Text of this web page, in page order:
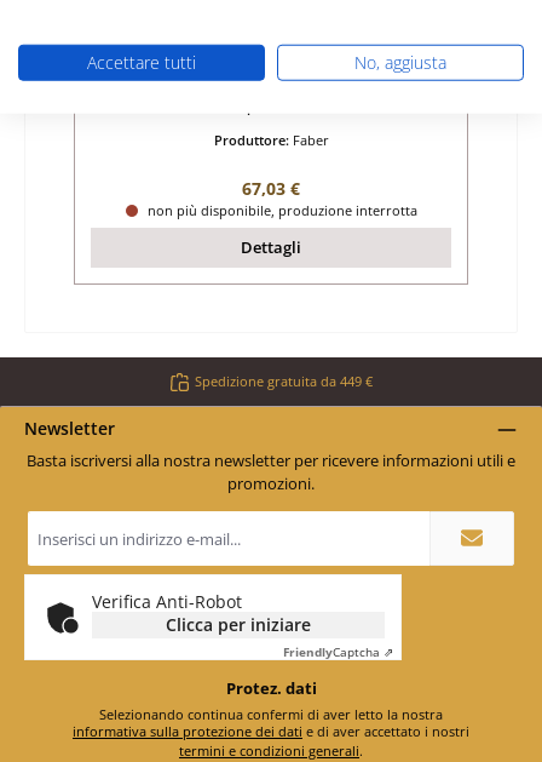
Faber Fortis vetro
Produttore: Faber
Prezzo normale:
67,03 €
non più disponibile, produzione interrotta
Dettagli
Spedizione gratuita da 449 €
Newsletter
Basta iscriversi alla nostra newsletter per ricevere informazioni utili e
promozioni.
e-
mail
*
Verifica Anti-Robot
Clicca per iniziare
FriendlyCaptcha ⇗
Protez. dati
informativa sulla protezione dei dati
termini e condizioni generali.
Accettare tutti No, aggiusta